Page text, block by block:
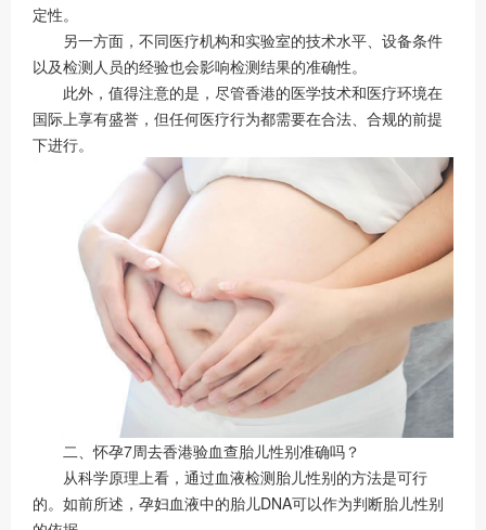
定性。
另一方面，不同医疗机构和实验室的技术水平、设备条件
以及检测人员的经验也会影响检测结果的准确性。
此外，值得注意的是，尽管香港的医学技术和医疗环境在
国际上享有盛誉，但任何医疗行为都需要在合法、合规的前提
下进行。
二、怀孕7周去香港验血查胎儿性别准确吗？
从科学原理上看，通过血液检测胎儿性别的方法是可行
的。如前所述，孕妇血液中的胎儿DNA可以作为判断胎儿性别